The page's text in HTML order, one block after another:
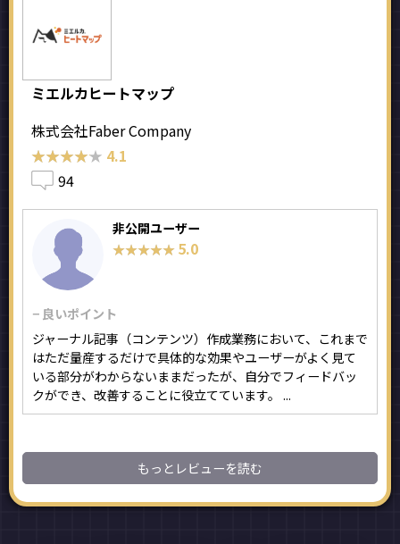
ミエルカヒートマップ
株式会社Faber Company
★★★★★
★★★★★ 4.1
94
非公開ユーザー
★★★★★
★★★★★ 5.0
− 良いポイント
ジャーナル記事（コンテンツ）作成業務において、これまで
はただ量産するだけで具体的な効果やユーザーがよく見て
いる部分がわからないままだったが、自分でフィードバッ
クができ、改善することに役立てています。 ...
もっとレビューを読む